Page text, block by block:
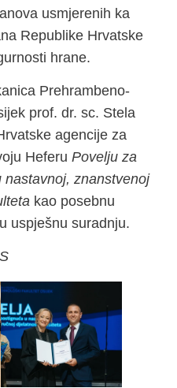
usmjerenih ka
Republike Hrvatske
hrane.
Prehrambeno-
prof. dr. sc. Stela
agencije za
Heferu Povelju za
znanstvenoj
kao posebnu
uspješnu suradnju.